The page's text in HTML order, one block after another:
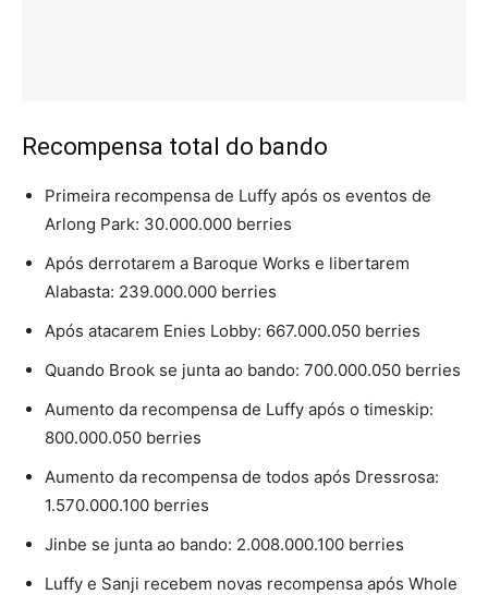
Recompensa total do bando
Primeira recompensa de Luffy após os eventos de
Arlong Park: 30.000.000 berries
Após derrotarem a Baroque Works e libertarem
Alabasta: 239.000.000 berries
Após atacarem Enies Lobby: 667.000.050 berries
Quando Brook se junta ao bando: 700.000.050 berries
Aumento da recompensa de Luffy após o timeskip:
800.000.050 berries
Aumento da recompensa de todos após Dressrosa:
1.570.000.100 berries
Jinbe se junta ao bando: 2.008.000.100 berries
Luffy e Sanji recebem novas recompensa após Whole